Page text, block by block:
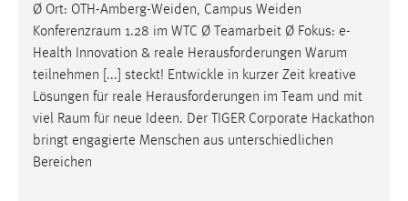
Ø Ort: OTH-Amberg-Weiden, Campus Weiden
Konferenzraum 1.28 im WTC Ø Teamarbeit Ø Fokus: e-
Health Innovation & reale Herausforderungen Warum
teilnehmen [...] steckt! Entwickle in kurzer Zeit kreative
Lösungen für reale Herausforderungen im Team und mit
viel Raum für neue Ideen. Der TIGER Corporate Hackathon
bringt engagierte Menschen aus unterschiedlichen
Bereichen